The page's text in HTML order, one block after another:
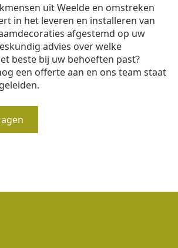
uit Weelde en omstreken
in het leveren en installeren van
afgestemd op uw
advies over welke
beste bij uw behoeften past?
een offerte aan en ons team staat